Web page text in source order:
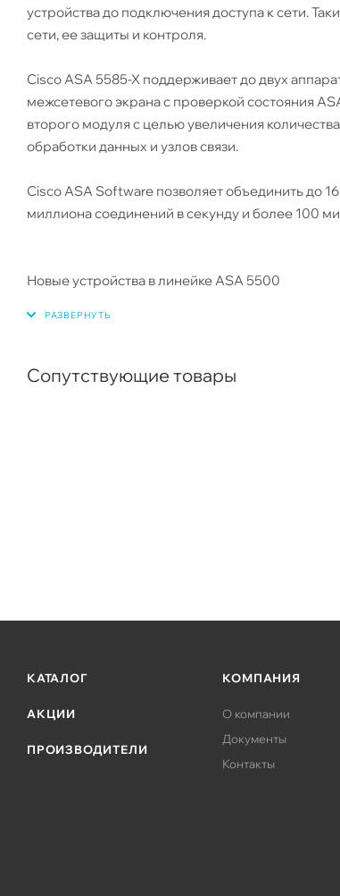
устройства до подключения доступа к сети.
сети, ее защиты и контроля.
Cisco ASA 5585-X поддерживает до двух
межсетевого экрана с проверкой состояния
второго модуля с целью увеличения
обработки данных и узлов связи.
Cisco ASA Software позволяет объединить до
миллиона соединений в секунду и более 100
Новые устройства в линейке ASA 5500
Сопутствующие товары
КАТАЛОГ
АКЦИИ
ПРОИЗВОДИТЕЛИ
КОМПАНИЯ
О компании
Документы
Контакты